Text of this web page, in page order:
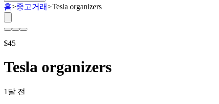
홈>중고거래>Tesla organizers
$45
Tesla organizers
1달 전